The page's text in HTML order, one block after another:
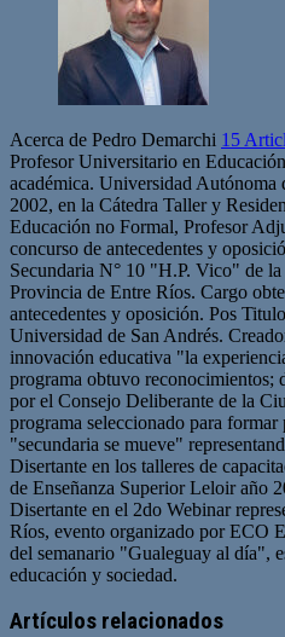
Acerca de Pedro Demarchi 15
Profesor Universitario en
académica. Universidad Autónoma
2002, en la Cátedra Taller y
Educación no Formal, Profesor
concurso de antecedentes y
Secundaria N° 10 "H.P. Vico" de
Provincia de Entre Ríos. Cargo
antecedentes y oposición. Pos
Universidad de San Andrés.
innovación educativa "la
programa obtuvo reconocimientos;
por el Consejo Deliberante de la
programa seleccionado para
"secundaria se mueve"
Disertante en los talleres de
de Enseñanza Superior Leloir año
Disertante en el 2do Webinar
Ríos, evento organizado por ECO
del semanario "Gualeguay al día",
educación y sociedad.
Artículos relacionados